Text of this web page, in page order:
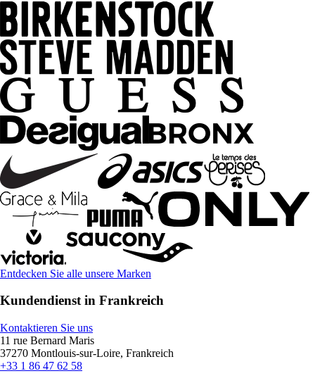
Entdecken Sie alle unsere Marken
Kundendienst in Frankreich
Kontaktieren Sie uns
11 rue Bernard Maris
37270 Montlouis-sur-Loire, Frankreich
+33 1 86 47 62 58